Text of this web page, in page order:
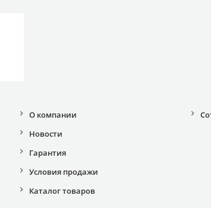
О компании
Новости
Гарантия
Условия продажи
Каталог товаров